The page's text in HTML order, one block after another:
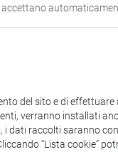
del sito e di
verranno installati
dati raccolti saranno
“Lista cookie”